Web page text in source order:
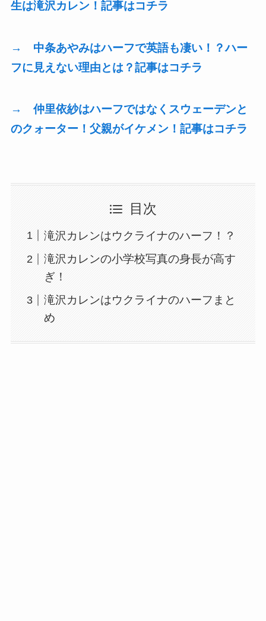
生は滝沢カレン！記事はコチラ
→ 中条あやみはハーフで英語も凄い！？ハー
フに見えない理由とは？記事はコチラ
→ 仲里依紗はハーフではなくスウェーデンと
のクォーター！父親がイケメン！記事はコチラ
目次
滝沢カレンはウクライナのハーフ！？
滝沢カレンの小学校写真の身長が高す
ぎ！
滝沢カレンはウクライナのハーフまと
め